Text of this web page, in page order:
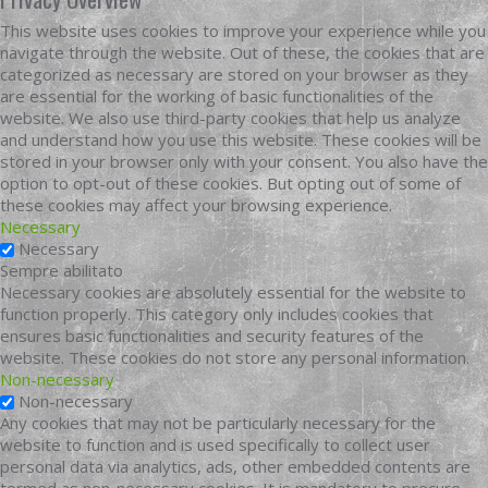
This website uses cookies to improve your experience while you
navigate through the website. Out of these, the cookies that are
categorized as necessary are stored on your browser as they
are essential for the working of basic functionalities of the
website. We also use third-party cookies that help us analyze
and understand how you use this website. These cookies will be
stored in your browser only with your consent. You also have the
option to opt-out of these cookies. But opting out of some of
these cookies may affect your browsing experience.
Necessary
Necessary
Sempre abilitato
Necessary cookies are absolutely essential for the website to
function properly. This category only includes cookies that
ensures basic functionalities and security features of the
website. These cookies do not store any personal information.
Non-necessary
Non-necessary
Any cookies that may not be particularly necessary for the
website to function and is used specifically to collect user
personal data via analytics, ads, other embedded contents are